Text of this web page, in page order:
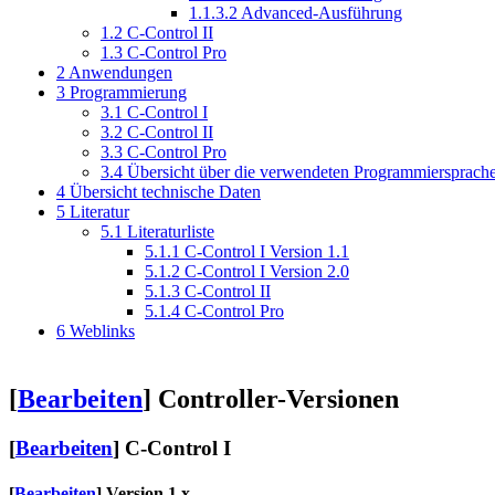
1.1.3.2 Advanced-Ausführung
1.2 C-Control II
1.3 C-Control Pro
2 Anwendungen
3 Programmierung
3.1 C-Control I
3.2 C-Control II
3.3 C-Control Pro
3.4 Übersicht über die verwendeten
4 Übersicht technische Daten
5 Literatur
5.1 Literaturliste
5.1.1 C-Control I Version 1.1
5.1.2 C-Control I Version 2.0
5.1.3 C-Control II
5.1.4 C-Control Pro
6 Weblinks
[Bearbeiten] Controller-Versionen
[Bearbeiten] C-Control I